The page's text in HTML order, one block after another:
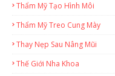
Thẩm Mỹ Tạo Hình Môi
Thẩm Mỹ Treo Cung Mày
Thay Nẹp Sau Nâng Mũi
Thế Giới Nha Khoa